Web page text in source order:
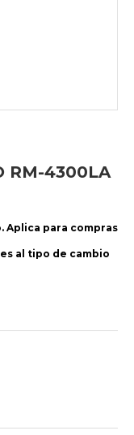
RM-4300LA
Aplica para compras
al tipo de cambio